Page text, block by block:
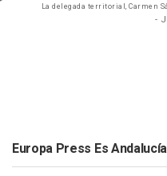
La delegada territorial, Carmen
-
Europa Press Es